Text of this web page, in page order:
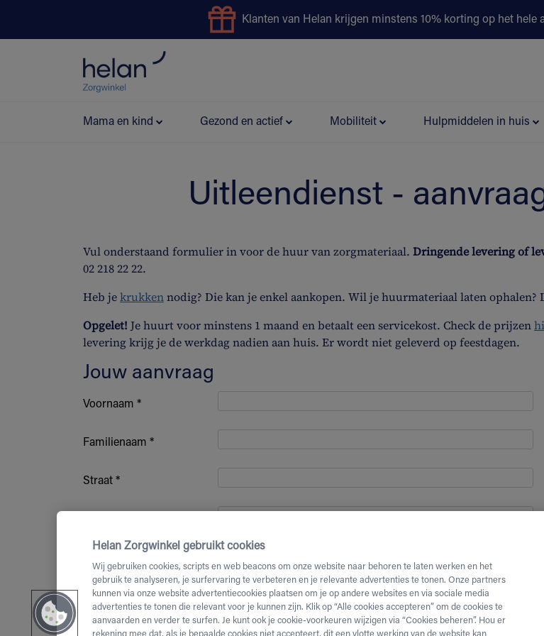
Klanten van Helan krijgen minstens 10% korting op het hele
Mama en kind Gezond en actief Mobiliteit Hulpmiddelen in huis
Uitleendienst -
Vul onderstaand formulier in voor de huur van zorgmateriaal. Dringende levering of
02 218 22 22.
Heb jekrukkennodig? Die kan je enkel aankopen. Wil je huurmateriaal laten ophalen?
Opgelet! Je huurt voor minstens 1 maand en betaalt een servicekost. Check de prijzen
levering krijg je de werkdag nadien aan huis. Er wordt niet geleverd op feestdagen.
Jouw aanvraag
Voornaam *
Familienaam *
Straat *
Postcode *
Helan Zorgwinkel gebruikt cookies
Wij gebruiken cookies, scripts en web beacons om onze website naar behoren te laten werken en het
gebruik te analyseren, je surfervaring te verbeteren en je relevante advertenties te tonen. Onze partners
kunnen via onze website advertentiecookies plaatsen om je op andere websites en via sociale media
advertenties te tonen die relevant voor je kunnen zijn. Klik op “Alle cookies accepteren” om de cookies te
aanvaarden en verder te surfen. Je kunt ook je cookie-voorkeuren wijzigen via “Cookies beheren”. Hou er